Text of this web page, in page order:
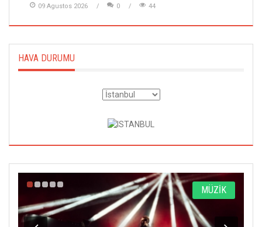
09 Agustos 2026 0 44
HAVA DURUMU
MÜZİK